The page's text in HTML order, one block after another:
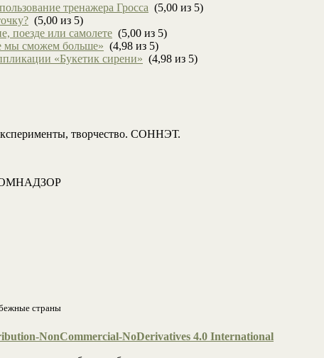
тренажера Гросса (5,00 из 5)
(5,00 из 5)
поезде или самолете (5,00 из 5)
мы сможем больше» (4,98 из 5)
«Букетик сирени» (4,98 из 5)
творчество. СОННЭТ.
страны
NonCommercial-NoDerivatives 4.0 International